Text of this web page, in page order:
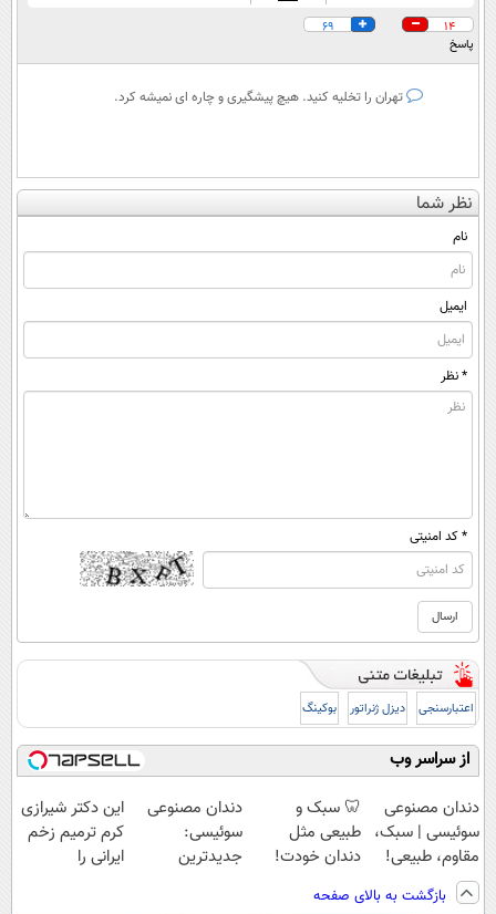
14
69
پاسخ
تهران را تخلیه کنید. هیچ پیشگیری و چاره ای نمیشه کرد.
نظر شما
نام
ایمیل
* نظر
* کد امنیتی
اعتبارسنجی دیزل ژنراتور بوکینگ
از سراسر وب
دندان مصنوعی
سوئیسی | سبک،
مقاوم، طبیعی!
ویزیت
رایگان+پرداخت
🦷 سبک و
طبیعی مثل
دندان خودت!
پرداخت اقساطی
دندان مصنوعی
سوئیسی:
جدیدترین
این دکتر شیرازی
کرم ترمیم زخم
ایرانی را
بازگشت به بالای صفحه